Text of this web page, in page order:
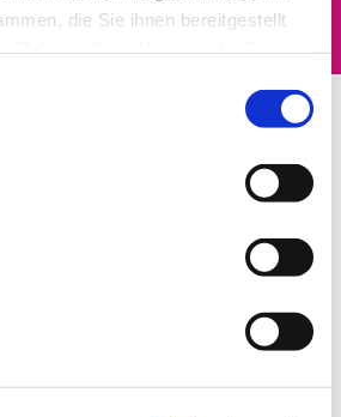
die Sie ihnen bereitgestellt